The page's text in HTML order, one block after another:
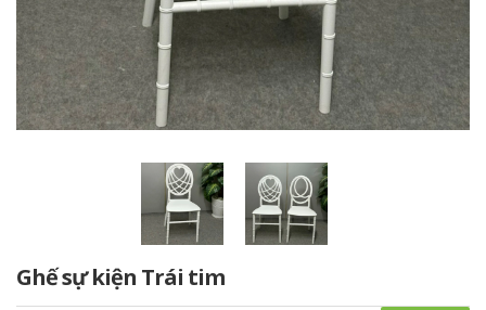
Ghế sự kiện Trái tim